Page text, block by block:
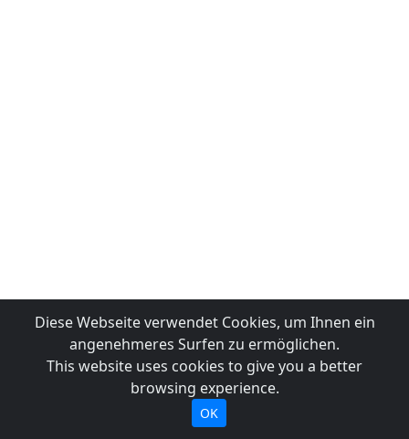
Diese Webseite verwendet Cookies, um Ihnen ein
angenehmeres Surfen zu ermöglichen.
This website uses cookies to give you a better
browsing experience.
OK